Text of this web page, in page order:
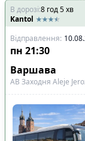
В дорозі:8 год5хв
Kantol
Відправлення:
пн 21:30
Варшава
АВ Заходня Aleje